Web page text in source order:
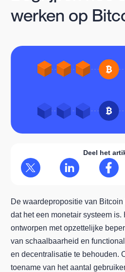
werken op
Deel het
De waardepropositie van
dat het een monetair systeem is.
ontworpen met opzettelijke
van schaalbaarheid en
en decentralisatie te behouden.
toename van het aantal